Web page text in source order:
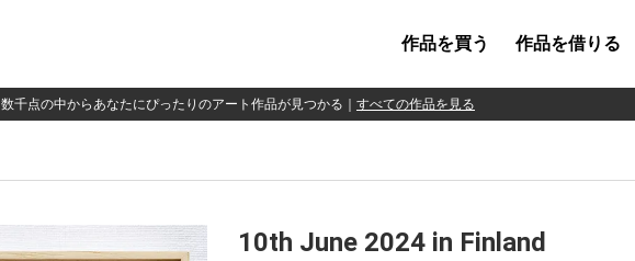
作品を買う 作品を借りる
数千点の中からあなたにぴったりのアート作品が見つかる すべての作品を見る
10th June 2024 in Finland